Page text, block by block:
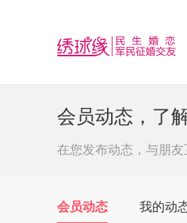
会员动态，了
在您发布动态，与朋友
会员动态 我的动